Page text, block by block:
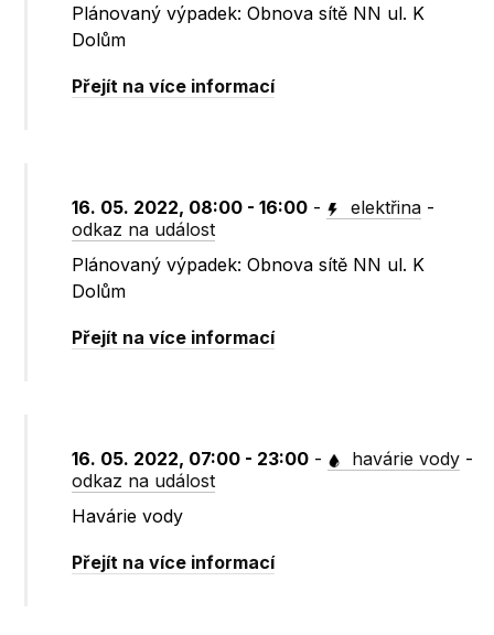
Plánovaný výpadek: Obnova sítě NN ul. K
Dolům
Přejít na více informací
16. 05. 2022, 08:00 - 16:00 - elektřina -
odkaz na událost
Plánovaný výpadek: Obnova sítě NN ul. K
Dolům
Přejít na více informací
16. 05. 2022, 07:00 - 23:00 - havárie vody -
odkaz na událost
Havárie vody
Přejít na více informací